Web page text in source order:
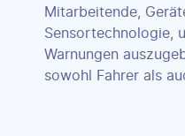
Mitarbeitende,
Sensortechnologie,
Warnungen
sowohl Fahrer als